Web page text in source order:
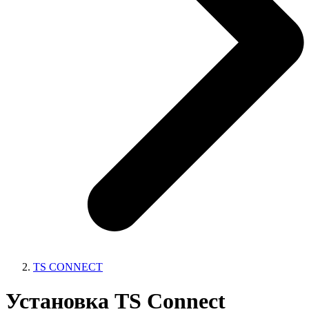
TS CONNECT
Установка TS Connect